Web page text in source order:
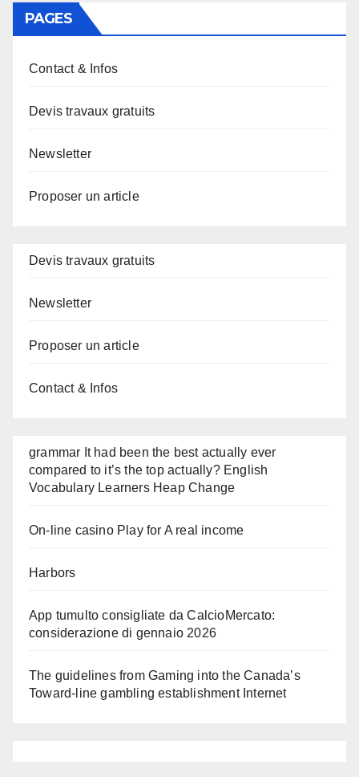
PAGES
Contact & Infos
Devis travaux gratuits
Newsletter
Proposer un article
Devis travaux gratuits
Newsletter
Proposer un article
Contact & Infos
grammar It had been the best actually ever
compared to it’s the top actually? English
Vocabulary Learners Heap Change
On-line casino Play for A real income
Harbors
App tumulto consigliate da CalcioMercato:
considerazione di gennaio 2026
The guidelines from Gaming into the Canada’s
Toward-line gambling establishment Internet